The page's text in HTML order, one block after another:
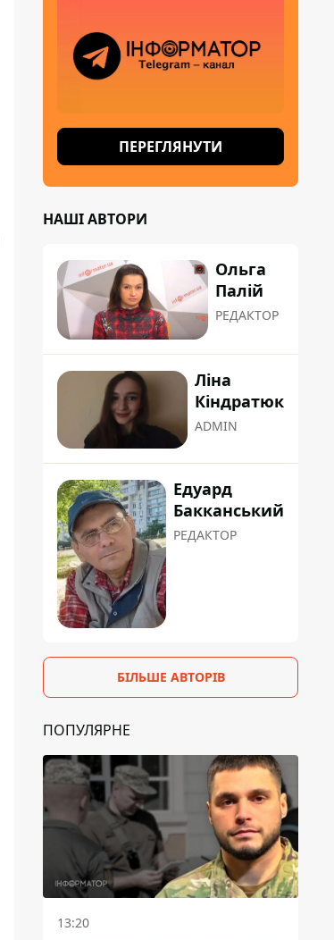
ПЕРЕГЛЯНУТИ
НАШІ АВТОРИ
Ольга
Палій
РЕДАКТОР
Ліна
Кіндратюк
ADMIN
Едуард
Бакканський
РЕДАКТОР
БІЛЬШЕ АВТОРІВ
ПОПУЛЯРНЕ
13:20